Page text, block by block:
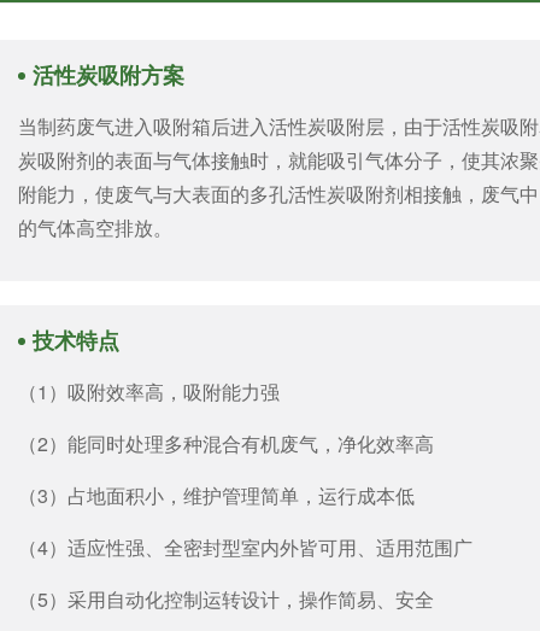
活性炭吸附方案
当制药废气进入吸附箱后进入活性炭吸附层，由于活性炭吸
炭吸附剂的表面与气体接触时，就能吸引气体分子，使其浓
附能力，使废气与大表面的多孔活性炭吸附剂相接触，废气
的气体高空排放。
技术特点
（1）吸附效率高，吸附能力强
（2）能同时处理多种混合有机废气，净化效率高
（3）占地面积小，维护管理简单，运行成本低
（4）适应性强、全密封型室内外皆可用、适用范围广
（5）采用自动化控制运转设计，操作简易、安全